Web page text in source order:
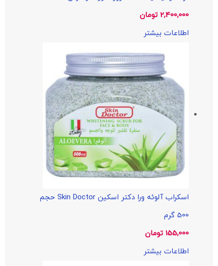
2,400,000 تومان
اطلاعات بیشتر
اسکراب آلوئه ورا دکتر اسکین Skin Doctor حجم
500 گرم
155,000 تومان
اطلاعات بیشتر